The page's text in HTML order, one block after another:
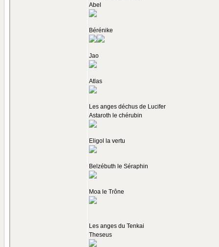
Abel
Bérénike
Jao
Atlas
Les anges déchus de Lucifer
Astaroth le chérubin
Eligol la vertu
Belzébuth le Séraphin
Moa le Trône
Les anges du Tenkai
Theseus